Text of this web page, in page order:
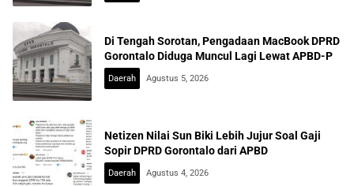
Di Tengah Sorotan, Pengadaan MacBook DPRD
Gorontalo Diduga Muncul Lagi Lewat APBD-P
Daerah Agustus 5, 2026
Netizen Nilai Sun Biki Lebih Jujur Soal Gaji
Sopir DPRD Gorontalo dari APBD
Daerah Agustus 4, 2026